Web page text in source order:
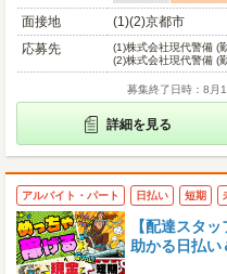
面接地
(1)(2)京都市
応募先
(1)株式会社現代警備 (
(2)株式会社現代警備 (
募集終了日時：8月
詳細を見る
アルバイト・パート 日払い 短期
【配達スタ
助かる日払